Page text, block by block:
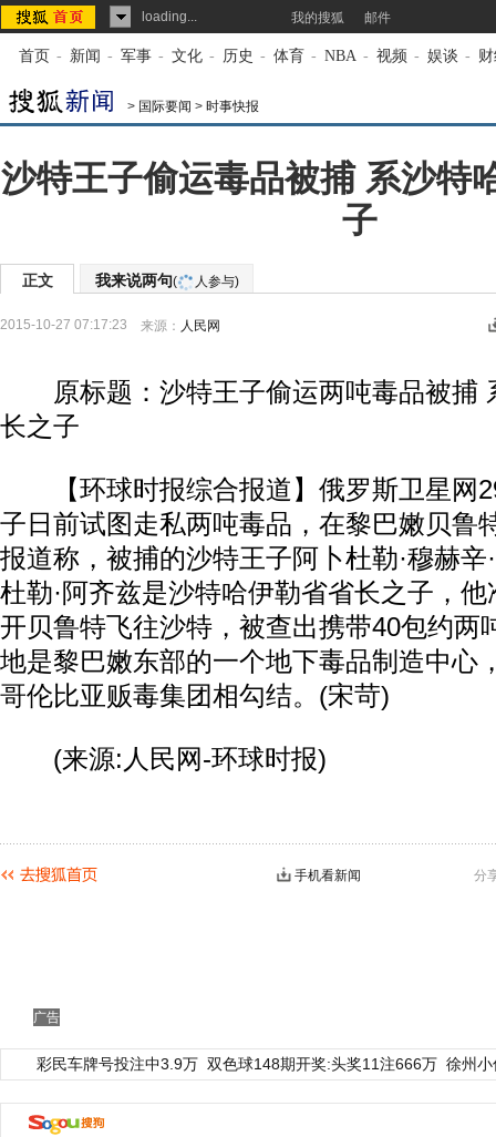
loading... 我的搜狐 邮件
首页 - 新闻 - 军事 - 文化 - 历史 - 体育 - NBA - 视频 - 娱谈 -
> 国际要闻 > 时事快报
沙特王子偷运毒品被捕 系沙特
子
正文 我来说两句( 人参与)
2015-10-27 07:17:23 来源： 人民网
原标题：沙特王子偷运两吨毒品被捕
长之子
【环球时报综合报道】俄罗斯卫星网
子日前试图走私两吨毒品，在黎巴嫩贝鲁
报道称，被捕的沙特王子阿卜杜勒·穆赫辛
杜勒·阿齐兹是沙特哈伊勒省省长之子，
开贝鲁特飞往沙特，被查出携带40包约两
地是黎巴嫩东部的一个地下毒品制造中心
哥伦比亚贩毒集团相勾结。(宋苛)
(来源:人民网-环球时报)
分
手机看新闻
广告
彩民车牌号投注中3.9万 双色球148期开奖:头奖11注666万 徐州